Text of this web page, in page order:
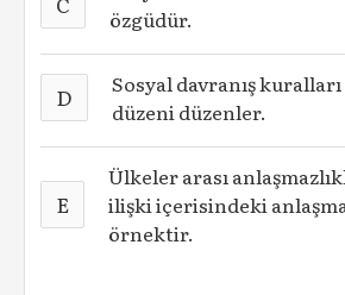
özgüdür.
D
Sosyal davranış
düzeni düzenler.
E
Ülkeler arası
ilişki içerisindeki
örnektir.